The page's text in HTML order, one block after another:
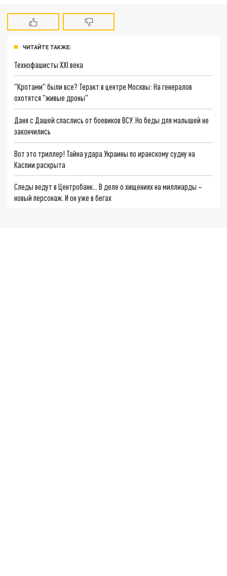
ЧИТАЙТЕ ТАКЖЕ:
Технофашисты XXI века
"Кротами" были все? Теракт в центре Москвы: На генералов
охотятся "живые дроны"
Даня с Дашей спаслись от боевиков ВСУ. Но беды для малышей не
закончились
Вот это триллер! Тайна удара Украины по иранскому судну на
Каспии раскрыта
Следы ведут в Центробанк… В деле о хищениях на миллиарды –
новый персонаж. И он уже в бегах